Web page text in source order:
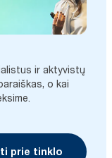
ir aktyvistų
o kai
prie tinklo